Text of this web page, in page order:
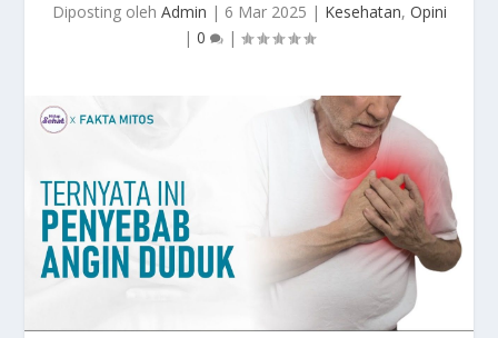
Diposting oleh Admin | 6 Mar 2025 | Kesehatan, Opini
| 0 |